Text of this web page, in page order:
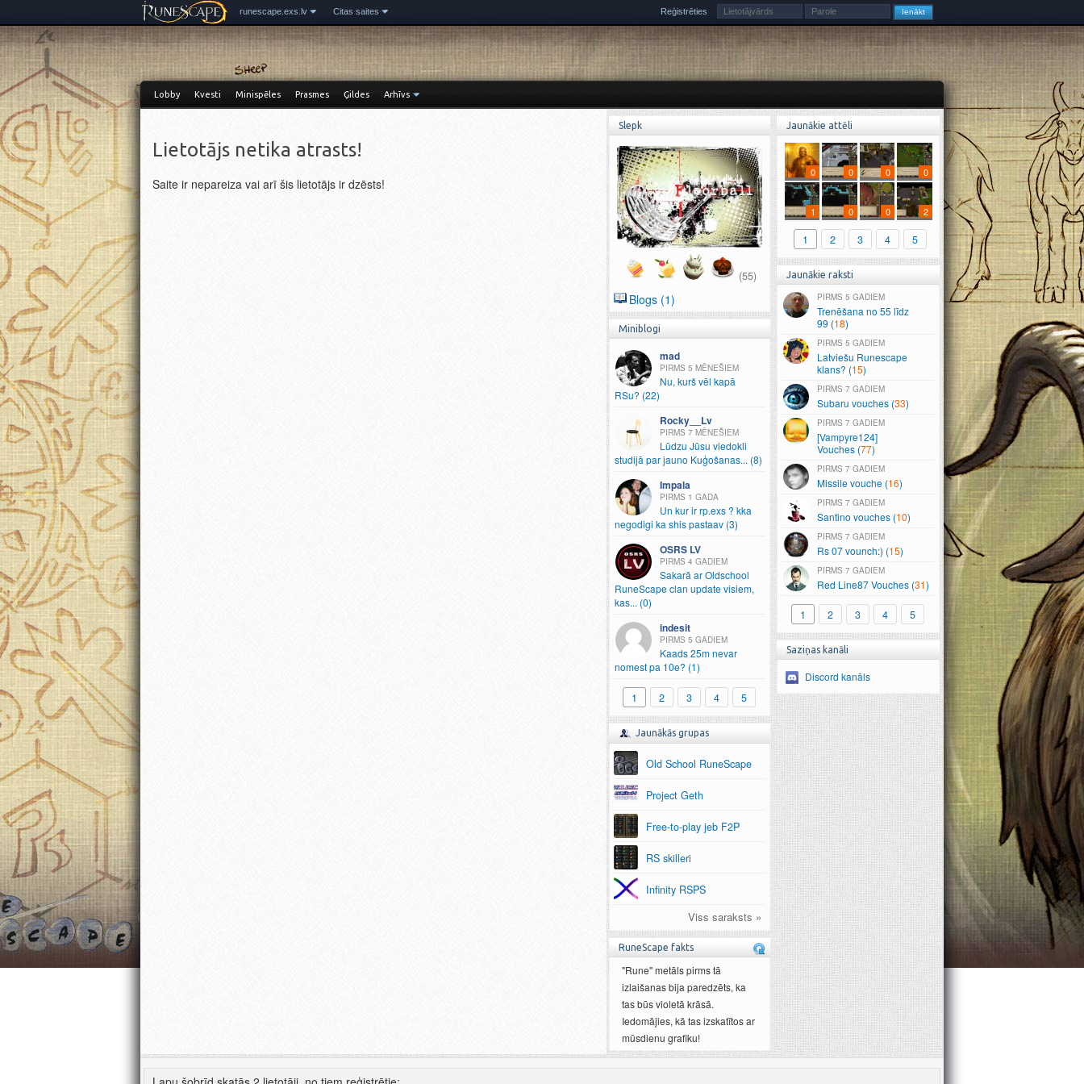
runescape.exs.lv Citas saites Reģistrēties
Lobby Kvesti Minispēles Prasmes Ģildes Arhīvs
Jaunākie attēli
0 0 0 0
1 0 0 2
1 2 3 4 5
Jaunākie raksti
5 GADIEM
Trenēšana no 55 līdz
99 (18)
5 GADIEM
Latviešu Runescape
klans? (15)
7 GADIEM
Subaru vouches (33)
7 GADIEM
[Vampyre124]
Vouches (77)
7 GADIEM
Missile vouche (16)
7 GADIEM
Santino vouches (10)
7 GADIEM
Rs 07 vounch:) (15)
7 GADIEM
Red Line87 Vouches (31)
1 2 3 4 5
Saziņas kanāli
Discord kanāls
Lietotājs netika atrasts!
Saite ir nepareiza vai arī šis lietotājs ir dzēsts!
Slepk
(55)
Blogs (1)
Miniblogi
mad
5 MĒNEŠIEM
Nu, kurš vēl kapā
RSu? (22)
Rocky__Lv
7 MĒNEŠIEM
Lūdzu Jūsu viedokli
studijā par jauno Kuģošanas... (8)
Impala
1 GADA
Un kur ir rp.exs ? kka
negodigi ka shis pastaav (3)
OSRS LV
4 GADIEM
Sakarā ar Oldschool
RuneScape clan update visiem,
kas... (0)
indesit
5 GADIEM
Kaads 25m nevar
nomest pa 10e? (1)
1 2 3 4 5
Jaunākās grupas
Old School RuneScape
Project Geth
Free-to-play jeb F2P
RS skilleri
Infinity RSPS
Viss saraksts »
RuneScape fakts
"Rune" metāls pirms tā
izlaišanas bija paredzēts, ka
tas būs violetā krāsā.
Iedomājies, kā tas izskatītos ar
mūsdienu grafiku!